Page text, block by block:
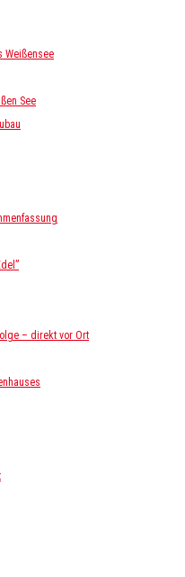
Weißensee
See
– direkt vor Ort